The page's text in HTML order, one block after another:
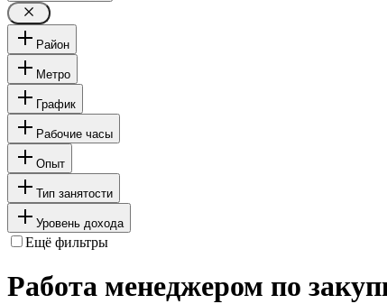
Район
Метро
График
Рабочие часы
Опыт
Тип занятости
Уровень дохода
Ещё фильтры
Работа менеджером по